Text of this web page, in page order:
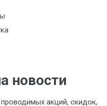
новости
акций, скидок,